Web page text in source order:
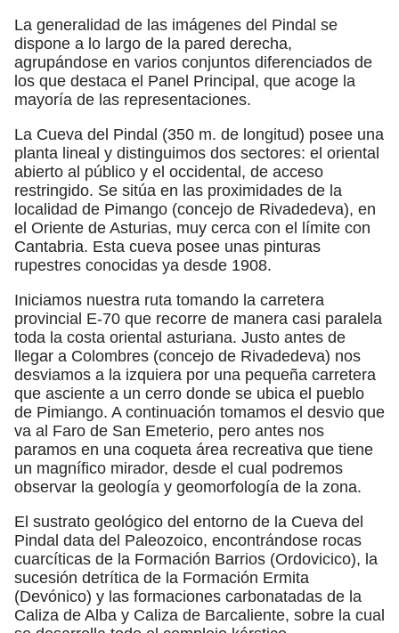
La generalidad de las imágenes del Pindal se
dispone a lo largo de la pared derecha,
agrupándose en varios conjuntos diferenciados de
los que destaca el Panel Principal, que acoge la
mayoría de las representaciones.
La Cueva del Pindal (350 m. de longitud) posee una
planta lineal y distinguimos dos sectores: el oriental
abierto al público y el occidental, de acceso
restringido. Se sitúa en las proximidades de la
localidad de Pimango (concejo de Rivadedeva), en
el Oriente de Asturias, muy cerca con el límite con
Cantabria. Esta cueva posee unas pinturas
rupestres conocidas ya desde 1908.
Iniciamos nuestra ruta tomando la carretera
provincial E-70 que recorre de manera casi paralela
toda la costa oriental asturiana. Justo antes de
llegar a Colombres (concejo de Rivadedeva) nos
desviamos a la izquiera por una pequeña carretera
que asciente a un cerro donde se ubica el pueblo
de Pimiango. A continuación tomamos el desvio que
va al Faro de San Emeterio, pero antes nos
paramos en una coqueta área recreativa que tiene
un magnífico mirador, desde el cual podremos
observar la geología y geomorfología de la zona.
El sustrato geológico del entorno de la Cueva del
Pindal data del Paleozoico, encontrándose rocas
cuarcíticas de la Formación Barrios (Ordovicico), la
sucesión detrítica de la Formación Ermita
(Devónico) y las formaciones carbonatadas de la
Caliza de Alba y Caliza de Barcaliente, sobre la cual